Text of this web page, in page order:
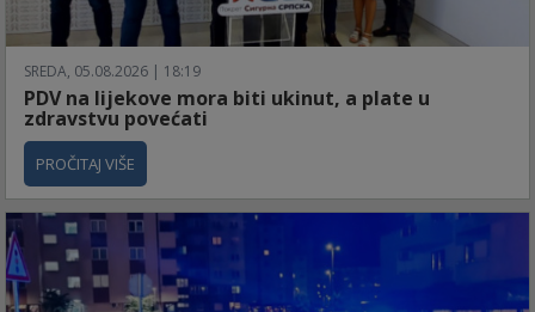
SREDA, 05.08.2026 | 18:19
PDV na lijekove mora biti ukinut, a plate u
zdravstvu povećati
PROČITAJ VIŠE